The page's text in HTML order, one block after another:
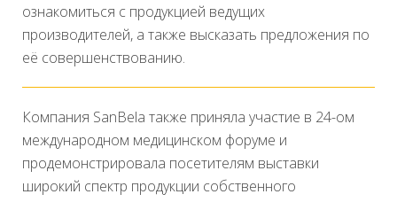
ознакомиться с продукцией ведущих
производителей, а также высказать предложения по
её совершенствованию.
Компания SanBela также приняла участие в 24-ом
международном медицинском форуме и
продемонстрировала посетителям выставки
широкий спектр продукции собственного